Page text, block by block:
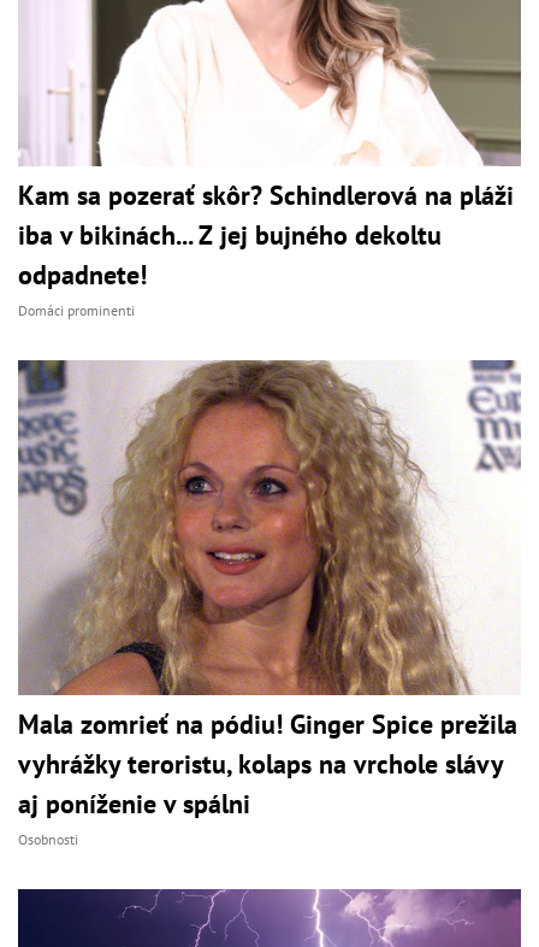
Kam sa pozerať skôr? Schindlerová na pláži
iba v bikinách... Z jej bujného dekoltu
odpadnete!
Domáci prominenti
Mala zomrieť na pódiu! Ginger Spice prežila
vyhrážky teroristu, kolaps na vrchole slávy
aj poníženie v spálni
Osobnosti